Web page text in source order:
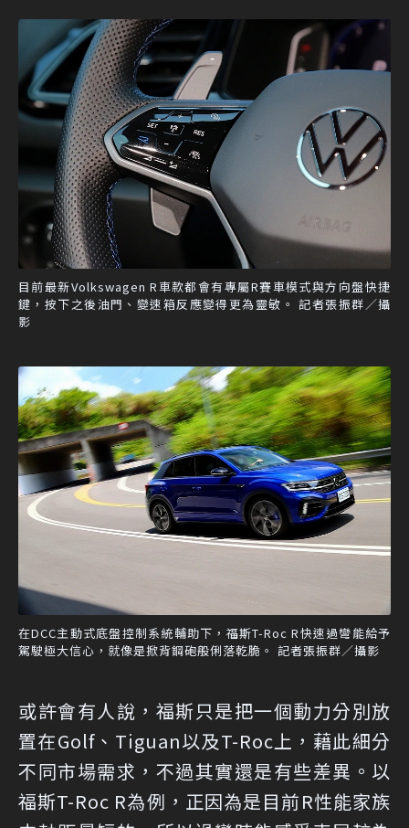
目前最新Volkswagen R車款都會有專屬R賽車模式與方向盤快捷
鍵，按下之後油門、變速箱反應變得更為靈敏。 記者張振群／攝
影
在DCC主動式底盤控制系統輔助下，福斯T-Roc R快速過彎能給予
駕駛極大信心，就像是掀背鋼砲般俐落乾脆。 記者張振群／攝影
或許會有人說，福斯只是把一個動力分別放
置在Golf、Tiguan以及T-Roc上，藉此細分
不同市場需求，不過其實還是有些差異。以
福斯T-Roc R為例，正因為是目前R性能家族